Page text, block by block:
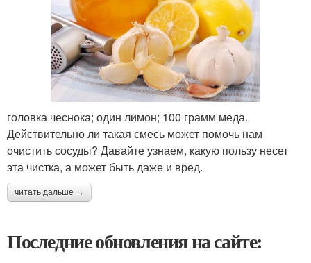
головка чеснока; один лимон; 100 грамм меда.
Действительно ли такая смесь может помочь нам
очистить сосуды? Давайте узнаем, какую пользу несет
эта чистка, а может быть даже и вред.
читать дальше →
Последние обновления на сайте: